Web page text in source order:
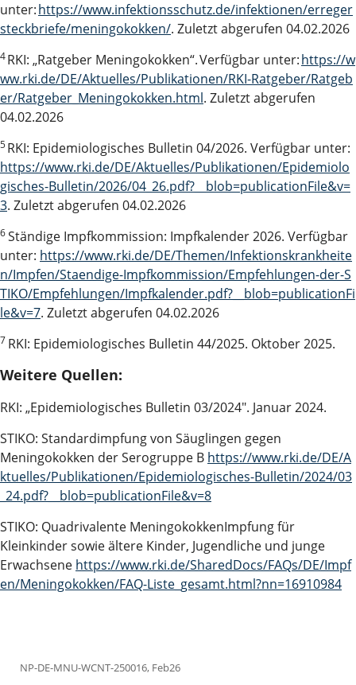
unter:https://www.infektionsschutz.de/infektionen/erreger
steckbriefe/meningokokken/. Zuletzt abgerufen 04.02.2026
4RKI: „Ratgeber Meningokokken“. Verfügbar unter:https://w
ww.rki.de/DE/Aktuelles/Publikationen/RKI-Ratgeber/Ratgeb
er/Ratgeber_Meningokokken.html. Zuletzt abgerufen
04.02.2026
5RKI: Epidemiologisches Bulletin 04/2026. Verfügbar unter:
https://www.rki.de/DE/Aktuelles/Publikationen/Epidemiolo
gisches-Bulletin/2026/04_26.pdf?__blob=publicationFile&v=
3. Zuletzt abgerufen 04.02.2026
6Ständige Impfkommission: Impfkalender 2026. Verfügbar
unter: https://www.rki.de/DE/Themen/Infektionskrankheite
n/Impfen/Staendige-Impfkommission/Empfehlungen-der-S
TIKO/Empfehlungen/Impfkalender.pdf?__blob=publicationFi
le&v=7. Zuletzt abgerufen 04.02.2026
7 RKI: Epidemiologisches Bulletin 44/2025. Oktober 2025.
Weitere Quellen:
RKI: „Epidemiologisches Bulletin 03/2024". Januar 2024.
STIKO: Standardimpfung von Säuglingen gegen
Meningokokken der Serogruppe B https://www.rki.de/DE/A
ktuelles/Publikationen/Epidemiologisches-Bulletin/2024/03
_24.pdf?__blob=publicationFile&v=8
STIKO: Quadrivalente MeningokokkenImpfung für
Kleinkinder sowie ältere Kinder, Jugendliche und junge
Erwachsene https://www.rki.de/SharedDocs/FAQs/DE/Impf
en/Meningokokken/FAQ-Liste_gesamt.html?nn=16910984
NP-DE-MNU-WCNT-250016, Feb26